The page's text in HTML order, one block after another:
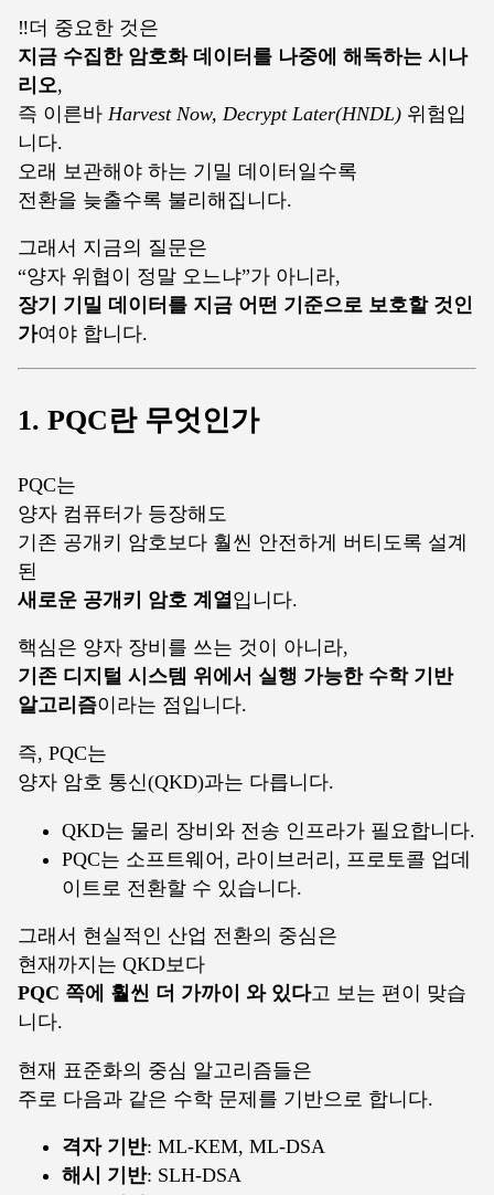
‼️더 중요한 것은
지금 수집한 암호화 데이터를 나중에 해독하는 시나
리오,
즉 이른바 Harvest Now, Decrypt Later(HNDL) 위험입
니다.
오래 보관해야 하는 기밀 데이터일수록
전환을 늦출수록 불리해집니다.
그래서 지금의 질문은
“양자 위협이 정말 오느냐”가 아니라,
장기 기밀 데이터를 지금 어떤 기준으로 보호할 것인
가여야 합니다.
1. PQC란 무엇인가
PQC는
양자 컴퓨터가 등장해도
기존 공개키 암호보다 훨씬 안전하게 버티도록 설계
된
새로운 공개키 암호 계열 입니다.
핵심은 양자 장비를 쓰는 것이 아니라,
기존 디지털 시스템 위에서 실행 가능한 수학 기반
알고리즘이라는 점입니다.
즉, PQC는
양자 암호 통신(QKD)과는 다릅니다.
QKD는 물리 장비와 전송 인프라가 필요합니다.
PQC는 소프트웨어, 라이브러리, 프로토콜 업데
이트로 전환할 수 있습니다.
그래서 현실적인 산업 전환의 중심은
현재까지는 QKD보다
PQC 쪽에 훨씬 더 가까이 와 있다고 보는 편이 맞습
니다.
현재 표준화의 중심 알고리즘들은
주로 다음과 같은 수학 문제를 기반으로 합니다.
격자 기반: ML-KEM, ML-DSA
해시 기반: SLH-DSA